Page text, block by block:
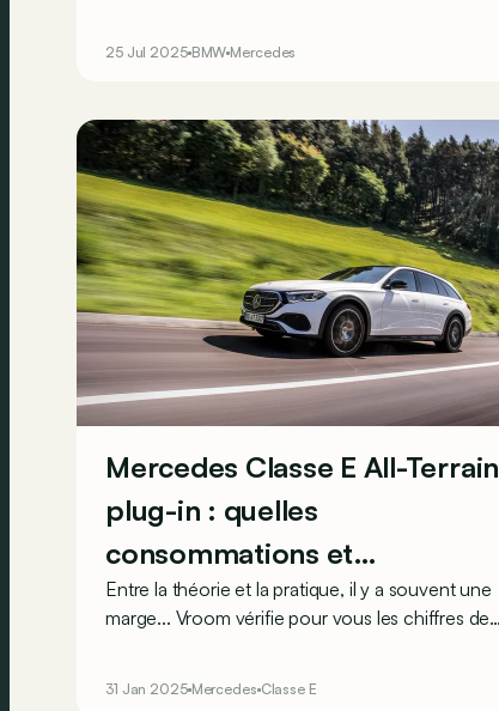
25 Jul 2025 BMW Mercedes
Mercedes Classe E All-Terrain
plug-in : quelles
consommations et
autonomies réelles au
quotidien ?
Entre la théorie et la pratique, il y a souvent une
marge... Vroom vérifie pour vous les chiffres de
31 Jan 2025 Mercedes Classe E